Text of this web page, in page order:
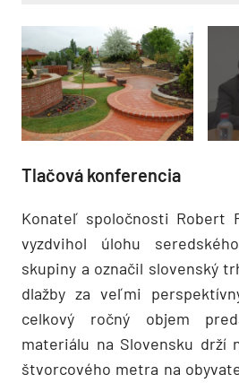
Tlačová konferencia
Konateľ spoločnosti Robert
vyzdvihol úlohu
skupiny a označil slovenský
dlažby za veľmi
celkový ročný objem
materiálu na Slovensku drží
štvorcového metra na